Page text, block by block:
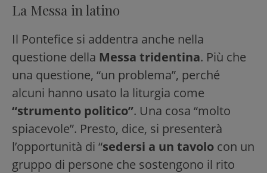
La Messa in latino
Il Pontefice si addentra anche nella
questione della Messa tridentina. Più che
una questione, “un problema”, perché
alcuni hanno usato la liturgia come
“strumento politico”. Una cosa “molto
spiacevole”. Presto, dice, si presenterà
l’opportunità di “sedersi a un tavolo con un
gruppo di persone che sostengono il rito